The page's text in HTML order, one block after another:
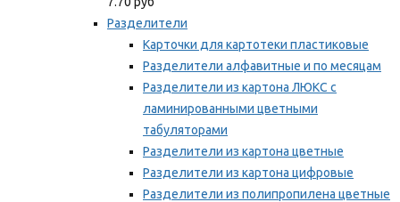
Разделители
Карточки для картотеки пластиковые
Разделители алфавитные и по месяцам
Разделители из картона ЛЮКС с
ламинированными цветными
табуляторами
Разделители из картона цветные
Разделители из картона цифровые
Разделители из полипропилена цветные